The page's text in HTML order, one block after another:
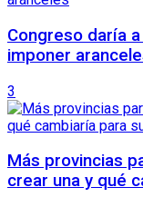
Congreso daría
imponer
3
Más provincias
crear una y qué